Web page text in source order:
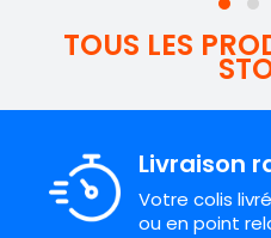
TOUS LES
Livraison
Votre colis
ou en point